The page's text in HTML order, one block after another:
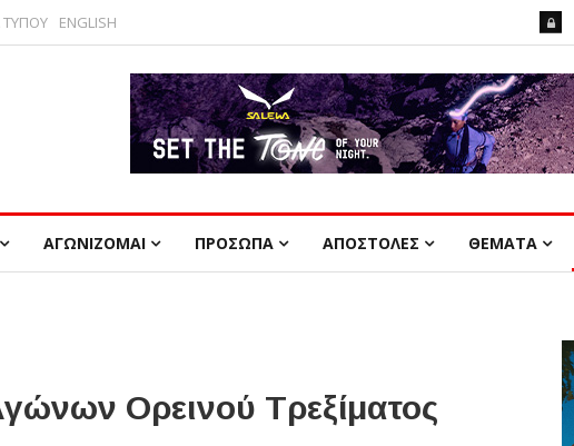
ΤΥΠΟΥ ENGLISH
ΑΓΩΝΙΖΟΜΑΙ ΠΡΟΣΩΠΑ ΑΠΟΣΤΟΛΕΣ ΘΕΜΑΤΑ
Ορεινού Τρεξίματος